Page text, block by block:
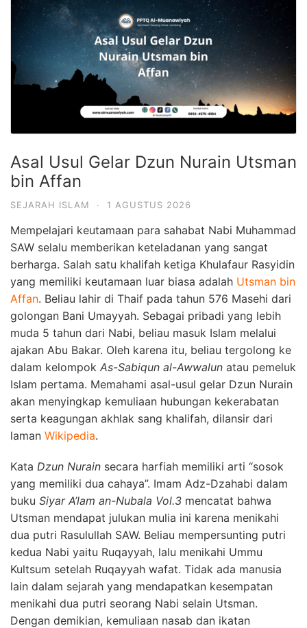
Asal Usul Gelar Dzun Nurain Utsman
bin Affan
SEJARAH ISLAM · 1 AGUSTUS 2026
Mempelajari keutamaan para sahabat Nabi Muhammad
SAW selalu memberikan keteladanan yang sangat
berharga. Salah satu khalifah ketiga Khulafaur Rasyidin
yang memiliki keutamaan luar biasa adalah Utsman bin
Affan. Beliau lahir di Thaif pada tahun 576 Masehi dari
golongan Bani Umayyah. Sebagai pribadi yang lebih
muda 5 tahun dari Nabi, beliau masuk Islam melalui
ajakan Abu Bakar. Oleh karena itu, beliau tergolong ke
dalam kelompok As-Sabiqun al-Awwalun atau pemeluk
Islam pertama. Memahami asal-usul gelar Dzun Nurain
akan menyingkap kemuliaan hubungan kekerabatan
serta keagungan akhlak sang khalifah, dilansir dari
laman Wikipedia.
Kata Dzun Nurain secara harfiah memiliki arti “sosok
yang memiliki dua cahaya”. Imam Adz-Dzahabi dalam
buku Siyar A’lam an-Nubala Vol.3 mencatat bahwa
Utsman mendapat julukan mulia ini karena menikahi
dua putri Rasulullah SAW. Beliau mempersunting putri
kedua Nabi yaitu Ruqayyah, lalu menikahi Ummu
Kultsum setelah Ruqayyah wafat. Tidak ada manusia
lain dalam sejarah yang mendapatkan kesempatan
menikahi dua putri seorang Nabi selain Utsman.
Dengan demikian, kemuliaan nasab dan ikatan